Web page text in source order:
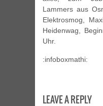
Lammers aus
Elektrosmog,
Heidenwag,
Uhr.
:infoboxmathi:
LEAVE A REPLY